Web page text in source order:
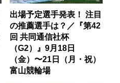
出場予定選手発表！ 注目
の推薦選手は？／『第42
回 共同通信社杯
（G2）』9月18日
（金）〜21日（月・祝）
富山競輪場